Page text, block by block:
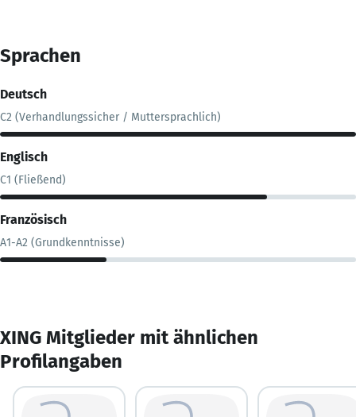
Sprachen
Deutsch
C2 (Verhandlungssicher / Muttersprachlich)
Englisch
C1 (Fließend)
Französisch
A1-A2 (Grundkenntnisse)
XING Mitglieder mit ähnlichen
Profilangaben